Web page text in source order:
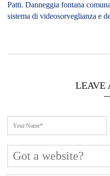
Patti. Danneggia fontana
sistema di videosorveglianza e
LEAVE